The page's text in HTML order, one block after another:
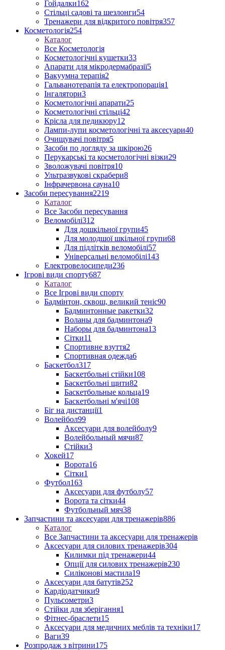
Гойдалки162
Стільці садові та шезлонги54
Тренажери для відкритого повітря357
Косметологія254
Каталог
Все Косметологія
Косметологічні кушетки33
Апарати для мікродермабразії5
Вакуумна терапія2
Гальванотерапія та електропорація1
Інгалятори3
Косметологічні апарати25
Косметологічні стільці42
Крісла для педикюру12
Лампи-лупи косметологічні та аксесуари40
Очищувачі повітря5
Засоби по догляду за шкірою26
Перукарські та косметологічні візки29
Зволожувачі повітря10
Ультразвукові скрабери8
Інфрачервона сауна10
Засоби пересування2219
Каталог
Все Засоби пересування
Веломобілі312
Для дошкільної групи45
Для молодшої шкільної групи68
Для підлітків веломобілі57
Універсальні веломобілі143
Електровелосипеди236
Ігрові види спорту687
Каталог
Все Ігрові види спорту
Бадмінтон, сквош, великий теніс90
Бадминтонные ракетки32
Воланы для бадминтона9
Наборы для бадминтона13
Сітки11
Спортивне взуття2
Спортивная одежда6
Баскетбол317
Баскетбольні стійки108
Баскетбольні щити82
Баскетбольные кольца19
Баскетбольні м'ячі108
Біг на дистанції1
Волейбол99
Аксесуари для волейболу9
Волейбольный мячи87
Стійки3
Хокей17
Ворота16
Сітки1
Футбол163
Аксесуари для футболу57
Ворота та сітки44
Футбольный мяч38
Запчастини та аксесуари для тренажерів886
Каталог
Все Запчастини та аксесуари для тренажерів
Аксесуари для силових тренажерів304
Килимки під тренажери44
Опції для силових тренажерів230
Силіконові мастила19
Аксесуари для батутів252
Кардіодатчики9
Пульсометри3
Стійки для зберігання1
Фітнес-браслети15
Аксесуари для медичних меблів та техніки17
Ваги39
Розпродаж з вітрини175